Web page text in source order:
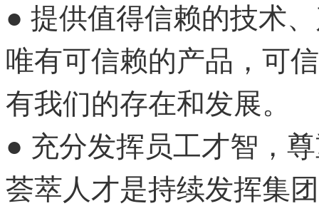
● 提供值得信赖的技术
唯有可信赖的产品，可
有我们的存在和发展。
● 充分发挥员工才智，
荟萃人才是持续发挥集